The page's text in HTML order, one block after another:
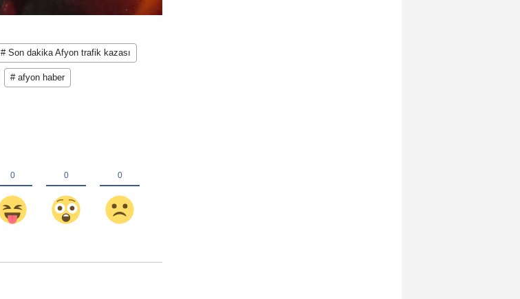
# Son dakika Afyon trafik kazası
# afyon haber